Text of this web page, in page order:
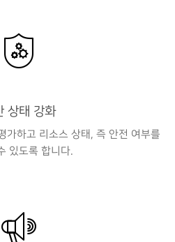
상태 강화
하고 리소스 상태, 즉 안전 여부를
있도록 합니다.